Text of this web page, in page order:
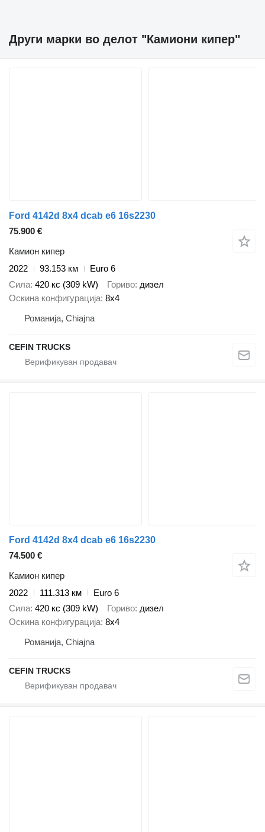
Други марки во делот "Камиони кипер"
Ford 4142d 8x4 dcab e6 16s2230
75.900 €
Камион кипер
2022
93.153 км
Euro 6
Сила 420 кс (309 kW) Гориво дизел
Оскина конфигурација 8x4
Романија, Chiajna
CEFIN TRUCKS
Ford 4142d 8x4 dcab e6 16s2230
74.500 €
Камион кипер
2022
111.313 км
Euro 6
Сила 420 кс (309 kW) Гориво дизел
Оскина конфигурација 8x4
Романија, Chiajna
CEFIN TRUCKS